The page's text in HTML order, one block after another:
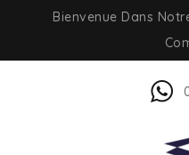
Bienvenue Dans